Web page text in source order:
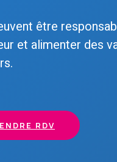
être
et alimenter des
RDV